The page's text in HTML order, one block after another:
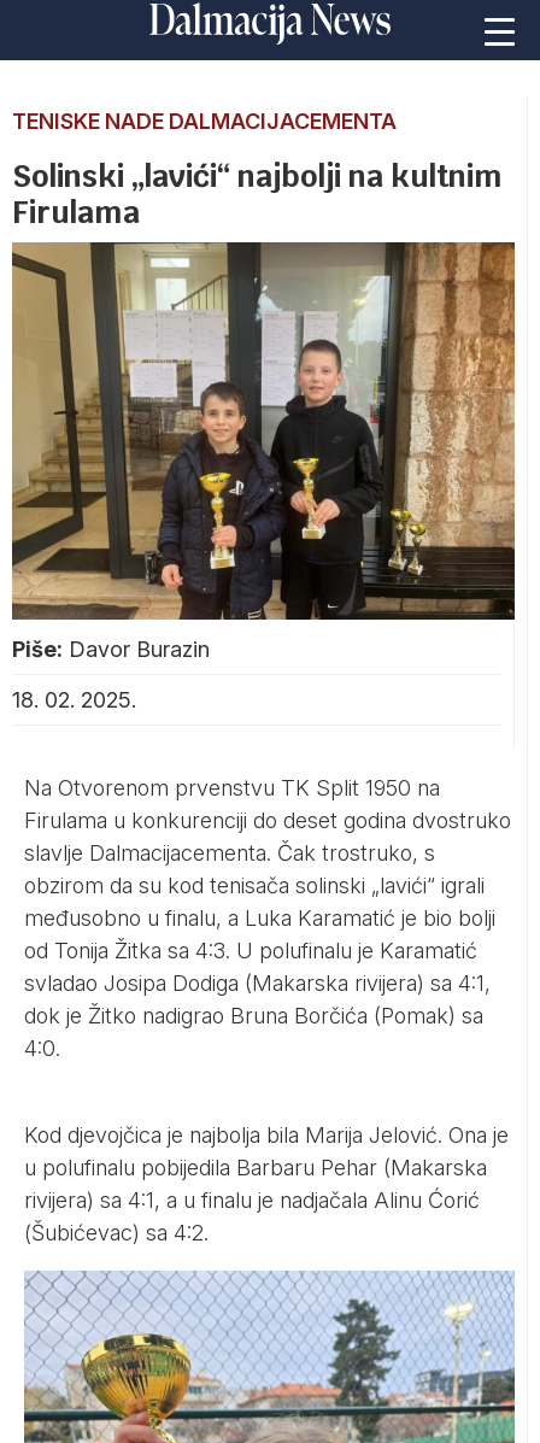
TENISKE NADE DALMACIJACEMENTA
Solinski „lavići“ najbolji na kultnim
Firulama
Piše: Davor Burazin
18. 02. 2025.
Na Otvorenom prvenstvu TK Split 1950 na
Firulama u konkurenciji do deset godina dvostruko
slavlje Dalmacijacementa. Čak trostruko, s
obzirom da su kod tenisača solinski „lavići“ igrali
međusobno u finalu, a Luka Karamatić je bio bolji
od Tonija Žitka sa 4:3. U polufinalu je Karamatić
svladao Josipa Dodiga (Makarska rivijera) sa 4:1,
dok je Žitko nadigrao Bruna Borčića (Pomak) sa
4:0.
Kod djevojčica je najbolja bila Marija Jelović. Ona je
u polufinalu pobijedila Barbaru Pehar (Makarska
rivijera) sa 4:1, a u finalu je nadjačala Alinu Ćorić
(Šubićevac) sa 4:2.